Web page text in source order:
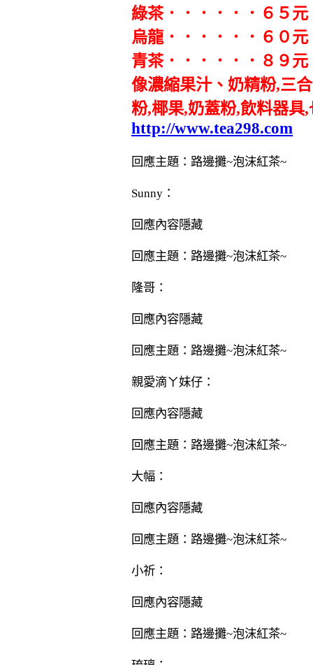
綠茶．．．．．．６５元
烏龍．．．．．．６０元
青茶．．．．．．８９元
像濃縮果汁、奶精粉,三
粉,椰果,奶蓋粉,飲料器具
http://www.tea298.com
回應主題：路邊攤~泡沫紅茶~
Sunny：
回應內容隱藏
回應主題：路邊攤~泡沫紅茶~
隆哥：
回應內容隱藏
回應主題：路邊攤~泡沫紅茶~
親愛滴ㄚ妹仔：
回應內容隱藏
回應主題：路邊攤~泡沫紅茶~
大幅：
回應內容隱藏
回應主題：路邊攤~泡沫紅茶~
小祈：
回應內容隱藏
回應主題：路邊攤~泡沫紅茶~